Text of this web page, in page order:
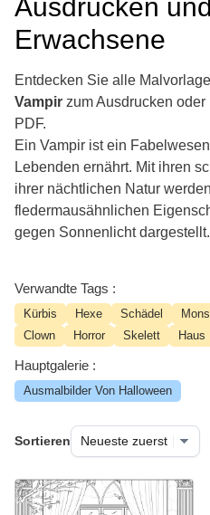
Ausdrucken
Erwachsene
Entdecken Sie alle
Vampir zum Ausdrucken
PDF.
Ein Vampir ist ein
Lebenden ernährt. Mit ihren
ihrer nächtlichen Natur
fledermausähnlichen
gegen Sonnenlicht dargestellt.
Verwandte Tags :
Kürbis Hexe Schädel
Clown
Horror Skelett Haus
Hauptgalerie :
Ausmalbilder Von Halloween
Sortieren